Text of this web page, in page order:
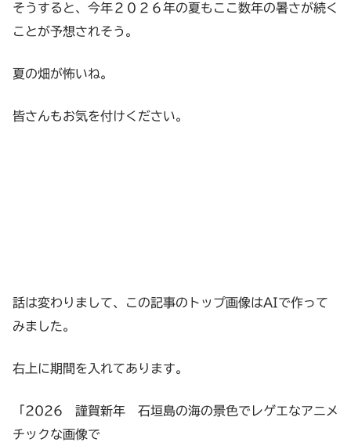
そうすると、今年２０２６年の夏もここ数年の暑さが続く
ことが予想されそう。
夏の畑が怖いね。
皆さんもお気を付けください。
話は変わりまして、この記事のトップ画像はAIで作って
みました。
右上に期間を入れてあります。
「2026 謹賀新年 石垣島の海の景色でレゲエなアニメ
チックな画像で